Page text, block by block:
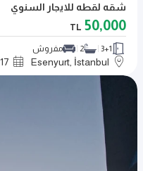
شقه لقطه للايجار السنوي
50,000
TL
3+1
2 مفروش
Esenyurt, İstanbul
17